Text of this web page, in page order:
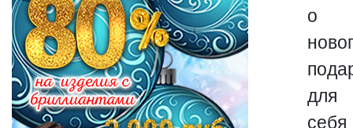
о
для
себя